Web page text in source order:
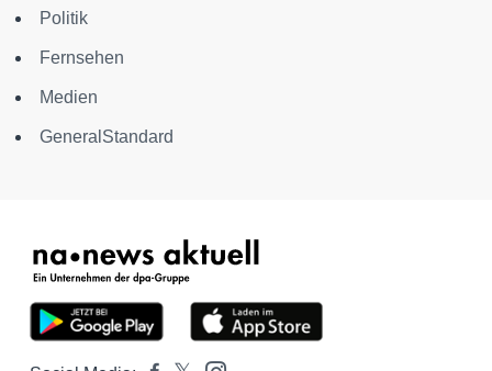
Politik
Fernsehen
Medien
GeneralStandard